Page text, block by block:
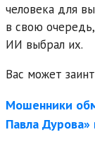
человека для
в свою
ИИ выбрал их.
Вас может
Мошенники
Павла Дурова»